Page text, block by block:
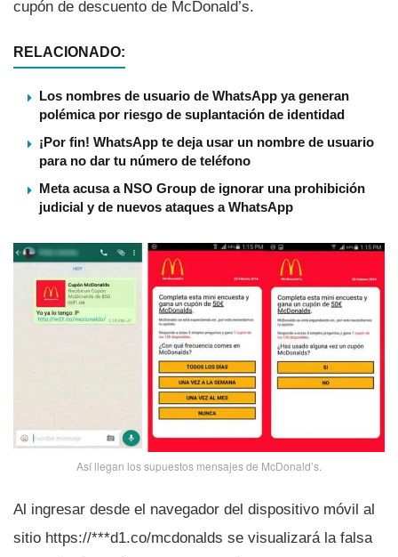
cupón de descuento de McDonald’s.
RELACIONADO:
Los nombres de usuario de WhatsApp ya generan
polémica por riesgo de suplantación de identidad
¡Por fin! WhatsApp te deja usar un nombre de usuario
para no dar tu número de teléfono
Meta acusa a NSO Group de ignorar una prohibición
judicial y de nuevos ataques a WhatsApp
Así­ llegan los supuestos mensajes de McDonald’s.
Al ingresar desde el navegador del dispositivo móvil al
sitio https://***d1.co/mcdonalds se visualizará la falsa